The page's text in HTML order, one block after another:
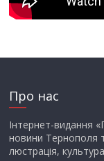
Про нас
Інтернет-видання
новини Тернополя
люстрація,